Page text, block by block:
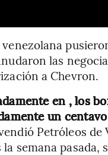
las
a Chevron.
en , los
un
Petróleos
semana